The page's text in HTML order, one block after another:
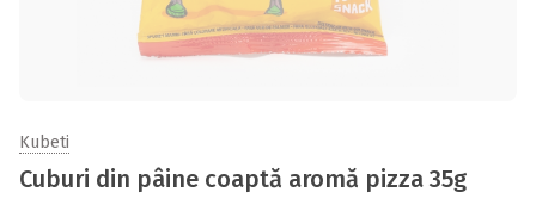
Kubeti
Cuburi din pâine coaptă aromă pizza 35g